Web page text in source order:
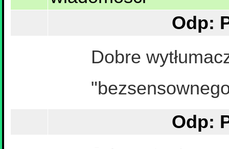
Odp:
Dobre
Odp: